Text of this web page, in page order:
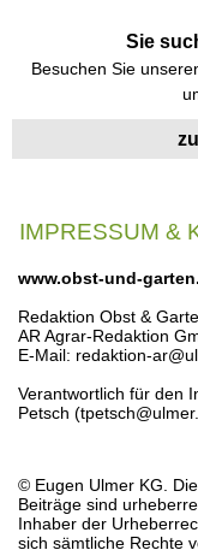
Sie
Besuchen Sie
IMPRESSUM &
www.obst-und-
Redaktion Obst &
AR Agrar-Redaktion
E-Mail: redaktion-
Verantwortlich für den
Petsch
© Eugen Ulmer KG.
Beiträge sind
Inhaber der
sich sämtliche Rechte